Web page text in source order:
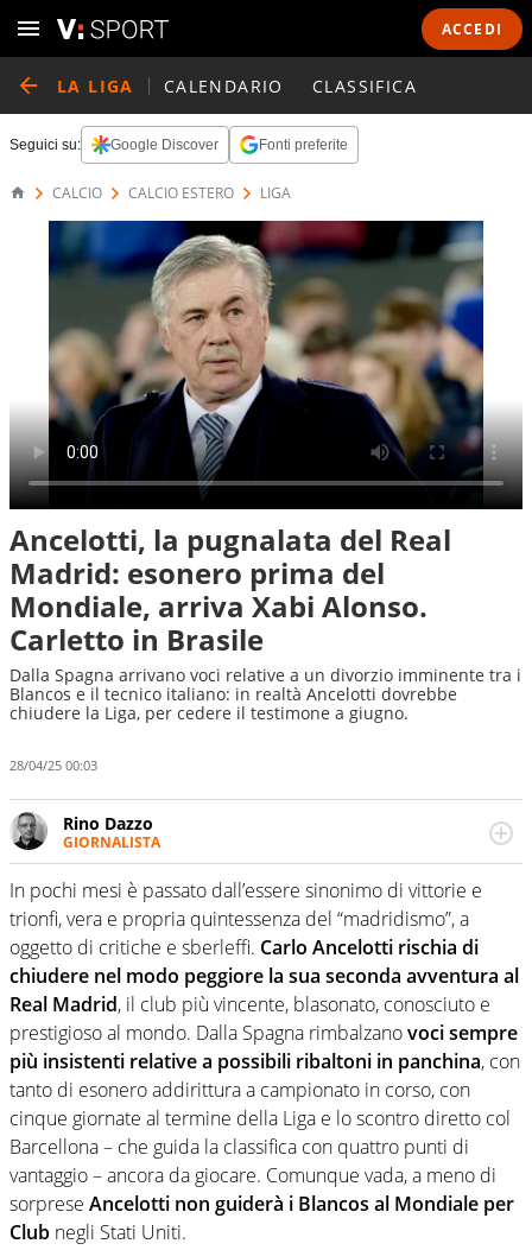
ACCEDI
LA LIGA CALENDARIO CLASSIFICA
Seguici su: Google Discover Fonti preferite
CALCIO CALCIO ESTERO LIGA
Ancelotti, la pugnalata del Real
Madrid: esonero prima del
Mondiale, arriva Xabi Alonso.
Carletto in Brasile
Dalla Spagna arrivano voci relative a un divorzio imminente tra i
Blancos e il tecnico italiano: in realtà Ancelotti dovrebbe
chiudere la Liga, per cedere il testimone a giugno.
28/04/25 00:03
Rino Dazzo
GIORNALISTA
Se mai ci fosse modo di traslare il glossario del calcio in
una nicchia di esperti, lui ne farebbe parte. Non si perde
una svista arbitrale né gli umori social del mondo delle
curve
In pochi mesi è passato dall’essere sinonimo di vittorie e
trionfi, vera e propria quintessenza del “madridismo”, a
oggetto di critiche e sberleffi. Carlo Ancelotti rischia di
chiudere nel modo peggiore la sua seconda avventura al
Real Madrid, il club più vincente, blasonato, conosciuto e
prestigioso al mondo. Dalla Spagna rimbalzanovoci sempre
più insistenti relative a possibili ribaltoni in panchina, con
tanto di esonero addirittura a campionato in corso, con
cinque giornate al termine della Liga e lo scontro diretto col
Barcellona – che guida la classifica con quattro punti di
vantaggio – ancora da giocare. Comunque vada, a meno di
sorprese Ancelotti non guiderà i Blancos al Mondiale per
Club negli Stati Uniti.